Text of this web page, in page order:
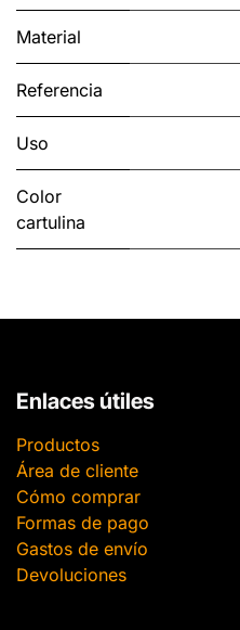
Material
Referencia
Uso
Color
cartulina
Enlaces útiles
Productos
Área de cliente
Cómo comprar
Formas de pago
Gastos de envío
Devoluciones